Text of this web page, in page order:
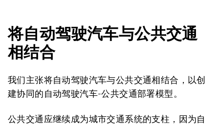
将自动驾驶汽车与公共交通
相结合
我们主张将自动驾驶汽车与公共交通相结合，以创
建协同的自动驾驶汽车-公共交通部署模型。
公共交通应继续成为城市交通系统的支柱，因为自